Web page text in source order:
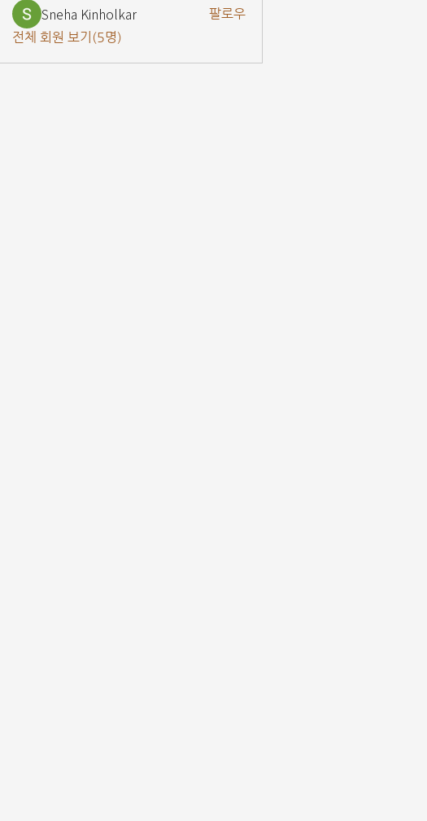
Sneha Kinholkar
팔로우
전체 회원 보기(5명)